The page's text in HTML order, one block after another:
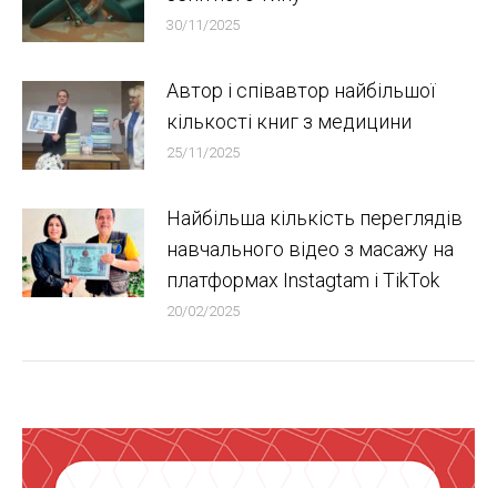
30/11/2025
Автор і співавтор найбільшої
кількості книг з медицини
25/11/2025
Найбільша кількість переглядів
навчального відео з масажу на
платформах Instagtam i TikTok
20/02/2025